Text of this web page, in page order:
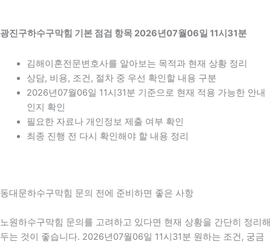
광진구하수구막힘 기본 점검 항목 2026년07월06일 11시31분
김해이혼전문변호사를 알아보는 목적과 현재 상황 정리
상담, 비용, 조건, 절차 중 우선 확인할 내용 구분
2026년07월06일 11시31분 기준으로 현재 적용 가능한 안내
인지 확인
필요한 자료나 개인정보 제출 여부 확인
최종 진행 전 다시 확인해야 할 내용 정리
동대문하수구막힘 문의 전에 준비하면 좋은 사항
노원하수구막힘 문의를 고려하고 있다면 현재 상황을 간단히 정리해
두는 것이 좋습니다. 2026년07월06일 11시31분 원하는 조건, 궁금